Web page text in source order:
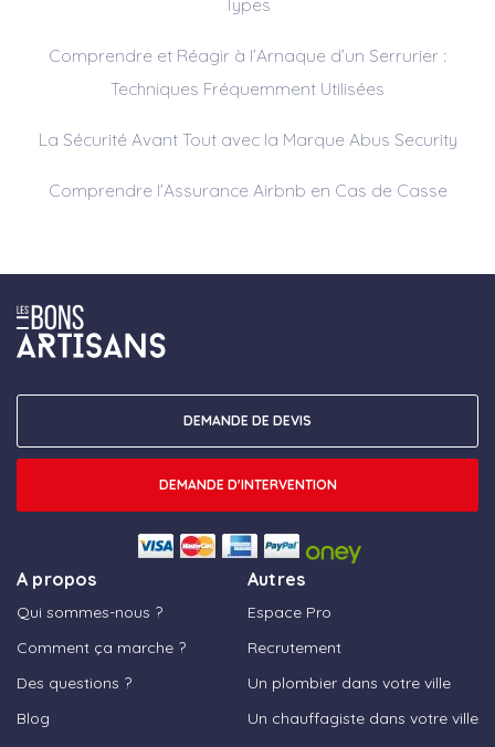
Types
Comprendre et Réagir à l’Arnaque d’un Serrurier :
Techniques Fréquemment Utilisées
La Sécurité Avant Tout avec la Marque Abus Security
Comprendre l’Assurance Airbnb en Cas de Casse
A propos
Qui sommes-nous ?
Comment ça marche ?
Des questions ?
Blog
Autres
Espace Pro
Recrutement
Un plombier dans votre ville
Un chauffagiste dans votre ville
DEMANDE DE DEVIS
DEMANDE D'INTERVENTION